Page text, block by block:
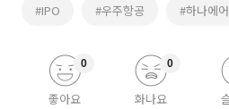
#IPO #우주항공 #하나에
좋아요
0
화나요
0